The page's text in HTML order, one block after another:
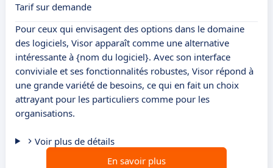
Tarif sur demande
Pour ceux qui envisagent des options dans le domaine
des logiciels, Visor apparaît comme une alternative
intéressante à {nom du logiciel}. Avec son interface
conviviale et ses fonctionnalités robustes, Visor répond à
une grande variété de besoins, ce qui en fait un choix
attrayant pour les particuliers comme pour les
organisations.
Voir plus de détails
En savoir plus